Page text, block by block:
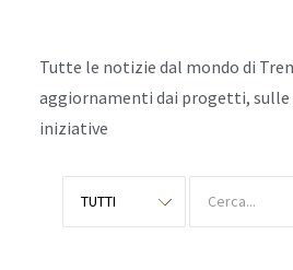
Tutte le notizie dal mondo di
aggiornamenti dai progetti, sulle
iniziative